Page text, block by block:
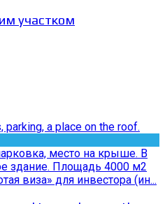
участком
место на крыше. В
здание. Площадь 4000 м2
виза» для инвестора (ин...